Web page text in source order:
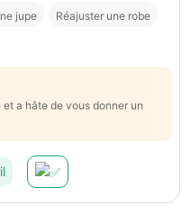
jupe Réajuster une robe
a hâte de vous donner un